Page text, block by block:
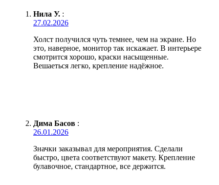
Нила У. :
27.02.2026
Холст получился чуть темнее, чем на экране. Но
это, наверное, монитор так искажает. В интерьере
смотрится хорошо, краски насыщенные.
Вешаеться легко, крепление надёжное.
Дима Басов :
26.01.2026
Значки заказывал для мероприятия. Сделали
быстро, цвета соответствуют макету. Крепление
булавочное, стандартное, все держится.